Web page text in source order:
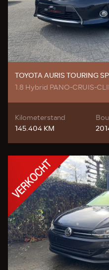
TOYOTA AURIS TOURING
1.8 Hybrid PANO-CRUIS-
Kilometerstand
145.404 KM